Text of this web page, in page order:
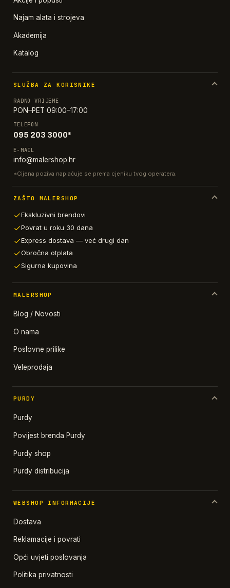
Najam alata i strojeva
Akademija
Katalog
SLUŽBA ZA KORISNIKE
RADNO VRIJEME
PON–PET 09:00–17:00
TELEFON
095 203 3000*
E-MAIL
info@malershop.hr
*Cijena poziva naplaćuje se prema cjeniku tvog operatera.
ZAŠTO MALERSHOP
Ekskluzivni brendovi
Povrat u roku 30 dana
Express dostava — već drugi dan
Obročna otplata
Sigurna kupovina
MALERSHOP
Blog / Novosti
O nama
Poslovne prilike
Veleprodaja
PURDY
Purdy
Povijest brenda Purdy
Purdy shop
Purdy distribucija
WEBSHOP INFORMACIJE
Dostava
Reklamacije i povrati
Opći uvjeti poslovanja
Politika privatnosti